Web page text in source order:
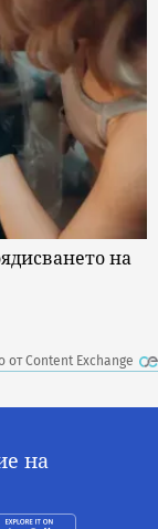
на
от Content Exchange
на